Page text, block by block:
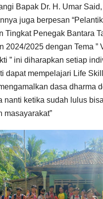
Bapak Dr. H. Umar
juga berpesan
Tingkat Penegak Bantara
2024/2025 dengan Tema ”
” ini diharapkan setiap
dapat mempelajari Life
dasa dharma
nanti ketika sudah lulus
masayarakat”